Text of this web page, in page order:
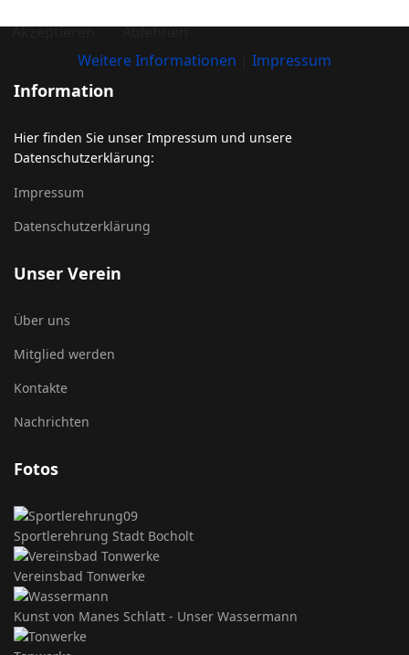
Information
Hier finden Sie unser Impressum und unsere
Datenschutzerklärung:
Impressum
Datenschutzerklärung
Unser Verein
Über uns
Mitglied werden
Kontakte
Nachrichten
Fotos
Sportlerehrung Stadt Bocholt
Vereinsbad Tonwerke
Kunst von Manes Schlatt - Unser Wassermann
Akzeptieren
Ablehnen
Weitere Informationen
Impressum